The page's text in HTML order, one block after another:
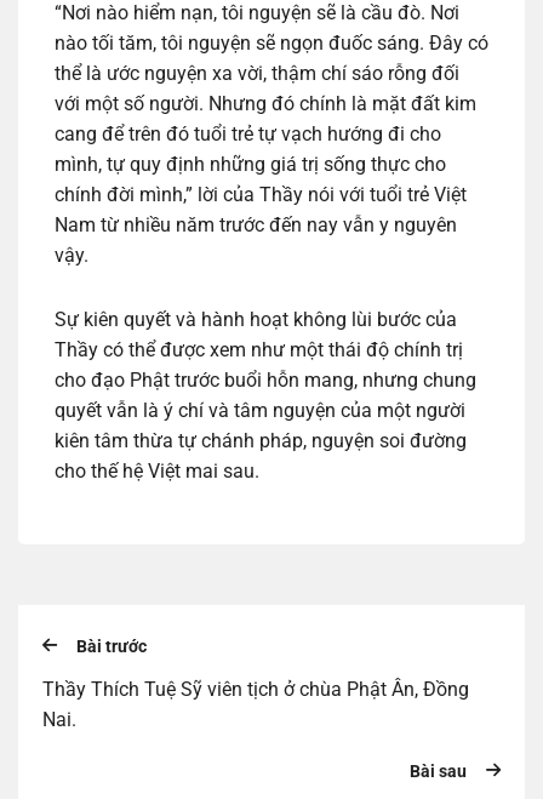
“Nơi nào hiểm nạn, tôi nguyện sẽ là cầu đò. Nơi
nào tối tăm, tôi nguyện sẽ ngọn đuốc sáng. Đây có
thể là ước nguyện xa vời, thậm chí sáo rỗng đối
với một số người. Nhưng đó chính là mặt đất kim
cang để trên đó tuổi trẻ tự vạch hướng đi cho
mình, tự quy định những giá trị sống thực cho
chính đời mình,” lời của Thầy nói với tuổi trẻ Việt
Nam từ nhiều năm trước đến nay vẫn y nguyên
vậy.
Sự kiên quyết và hành hoạt không lùi bước của
Thầy có thể được xem như một thái độ chính trị
cho đạo Phật trước buổi hỗn mang, nhưng chung
quyết vẫn là ý chí và tâm nguyện của một người
kiên tâm thừa tự chánh pháp, nguyện soi đường
cho thế hệ Việt mai sau.
Bài trước
Thầy Thích Tuệ Sỹ viên tịch ở chùa Phật Ân, Đồng
Nai.
Bài sau